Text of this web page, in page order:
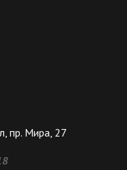
пр. Мира, 27